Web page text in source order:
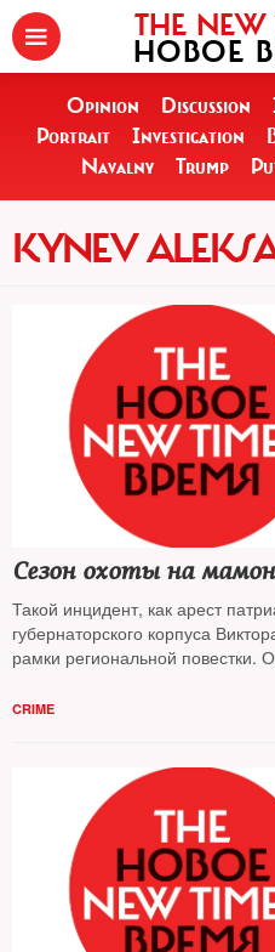
THE NEW
НОВОЕ
Opinion Discussion
Portrait
Investigation
Navalny
Trump
KYNEV
Сезон охоты на
Такой инцидент, как арест
губернаторского корпуса
рамки региональной повестки.
CRIME